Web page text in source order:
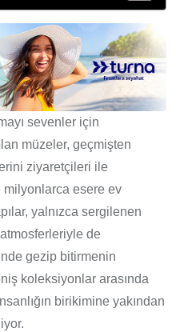
sevenler için
müzeler, geçmişten
ziyaretçileri ile
milyonlarca esere ev
yalnızca sergilenen
de
gezip bitirmenin
koleksiyonlar arasında
birikimine yakından